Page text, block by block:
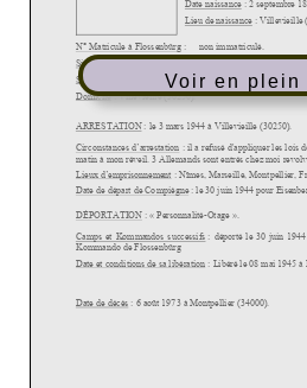
Voir en plein